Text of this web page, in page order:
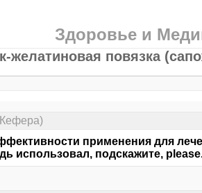
Здоровье и
желатиновая повязка
Кефера)
применения для
использовал, подскажите,